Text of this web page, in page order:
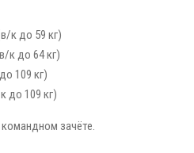
к до 59 кг)
к до 64 кг)
109 кг)
до 109 кг)
зачёте.